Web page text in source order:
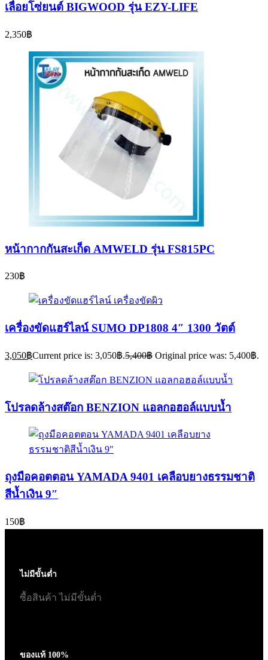
เลื่อยโซ่ยนต์ BIGWOOD รุ่น EZY-LIFE
2,350฿
หน้ากากกันสะเก็ด AMWELD รุ่น FS815PC
230฿
เครื่องขัดแฮร์ไลน์ SUMO DP1808 4″ 1300 วัตต์
3,050฿Current price is: 3,050฿.5,400฿ Original price was: 5,400฿.
โปรลดล้างสต๊อก BENZION แอลกอฮอล์เเบบน้ำ
ถุงมือคอตตอน YAMADA 9401 เคลือบยางธรรมชาติ
สีน้ำเงิน 9″
150฿
ไม่มีขั้นต่ำ
ซื้อสินค้า ไม่มีขั้นต่ำ
ของแท้ 100%